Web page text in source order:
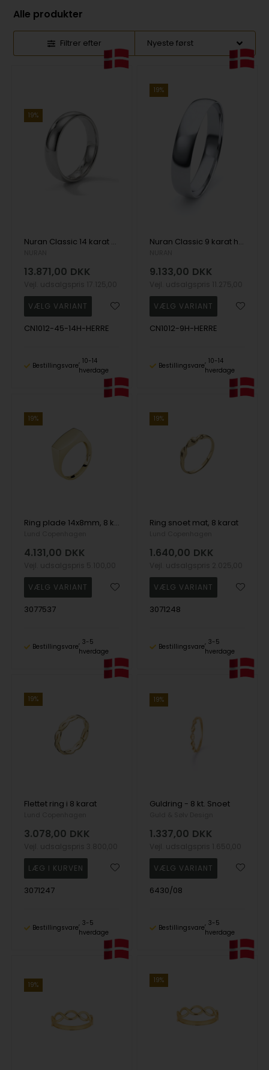
Alle produkter
Filtrer efter
19%
Nuran Classic 14 karat hvidguld 4,5 mm Vielsesring herre, CN1012
13.871,00 DKK
CN1012-45-14H-HERRE
Bestillingsvare
10-14
hverdage
19%
Nuran Classic 9 karat hvidguld 5,0 mm Vielsesring herre, CN1012
9.133,00 DKK
CN1012-9H-HERRE
Bestillingsvare
10-14
hverdage
19%
Ring plade 14x8mm, 8 karat
4.131,00 DKK
3077537
Bestillingsvare
3-5
hverdage
19%
Ring snoet mat, 8 karat
1.640,00 DKK
3071248
Bestillingsvare
3-5
hverdage
19%
Flettet ring i 8 karat
3.078,00 DKK
3071247
Bestillingsvare
3-5
hverdage
19%
Guldring - 8 kt. Snoet
1.337,00 DKK
6430/08
Bestillingsvare
3-5
hverdage
19%
19%